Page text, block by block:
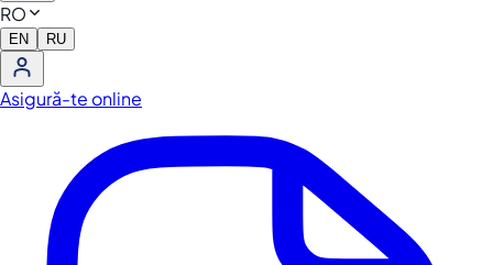
RO
EN RU
Asigură-te online